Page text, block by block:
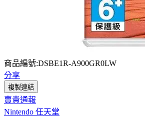
商品編號:DSBE1R-A900GR0LW
分享
複製連結
賣貴通報
Nintendo 任天堂